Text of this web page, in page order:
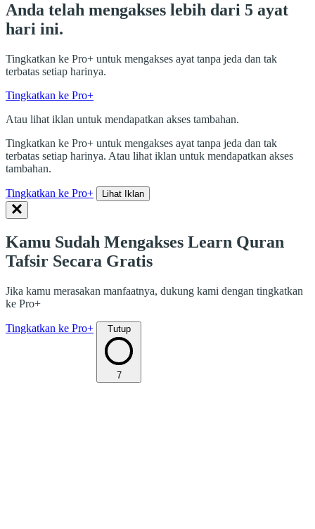
Anda telah mengakses lebih dari 5 ayat
hari ini.
Tingkatkan ke Pro+ untuk mengakses ayat tanpa jeda dan tak
terbatas setiap harinya.
Tingkatkan ke Pro+
Atau lihat iklan untuk mendapatkan akses tambahan.
Tingkatkan ke Pro+ untuk mengakses ayat tanpa jeda dan tak
terbatas setiap harinya. Atau lihat iklan untuk mendapatkan akses
tambahan.
Tingkatkan ke Pro+ Lihat Iklan
Kamu Sudah Mengakses Learn Quran
Tafsir Secara Gratis
Jika kamu merasakan manfaatnya, dukung kami dengan tingkatkan
ke Pro+
Tingkatkan ke Pro+ Tutup
7